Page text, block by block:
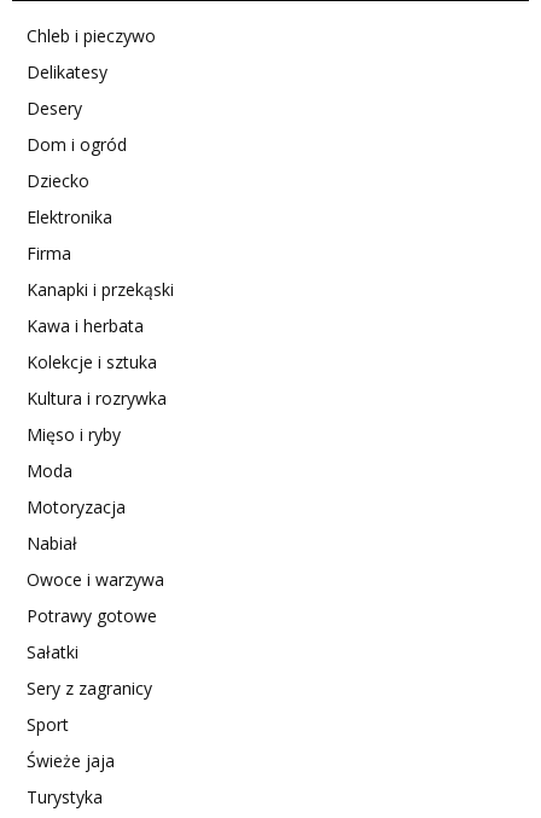
Chleb i pieczywo
Delikatesy
Desery
Dom i ogród
Dziecko
Elektronika
Firma
Kanapki i przekąski
Kawa i herbata
Kolekcje i sztuka
Kultura i rozrywka
Mięso i ryby
Moda
Motoryzacja
Nabiał
Owoce i warzywa
Potrawy gotowe
Sałatki
Sery z zagranicy
Sport
Świeże jaja
Turystyka